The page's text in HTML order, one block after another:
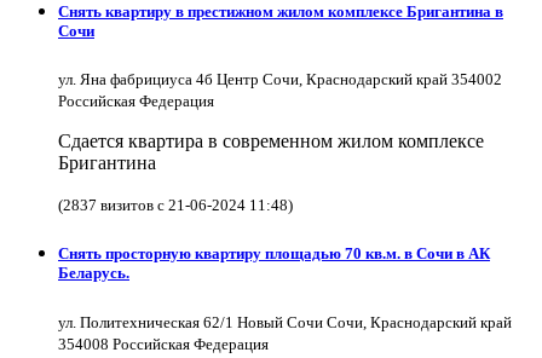
Снять квартиру в престижном жилом комплексе Бригантина в
Сочи
ул. Яна фабрициуса 4б Центр Сочи, Краснодарский край 354002
Российская Федерация
Сдается квартира в современном жилом комплексе
Бригантина
(2837 визитов с 21-06-2024 11:48)
Снять просторную квартиру площадью 70 кв.м. в Сочи в АК
Беларусь.
ул. Политехническая 62/1 Новый Сочи Сочи, Краснодарский край
354008 Российская Федерация